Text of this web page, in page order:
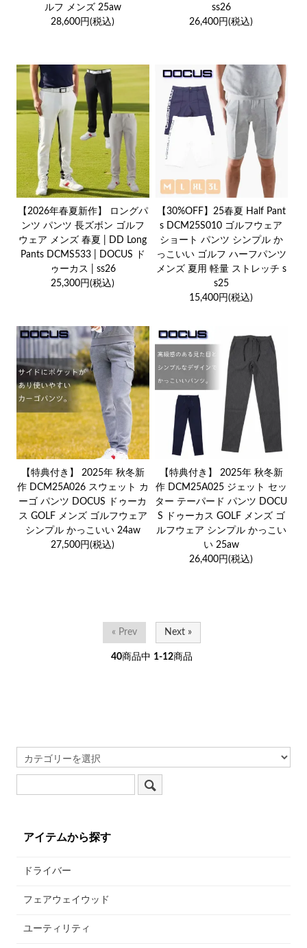
ルフ メンズ 25aw
28,600円(税込)
ss26
26,400円(税込)
【2026年春夏新作】 ロングパ
ンツ パンツ 長ズボン ゴルフ
ウェア メンズ 春夏 | DD Long
Pants DCMS533 | DOCUS ド
ゥーカス | ss26
25,300円(税込)
【30%OFF】25春夏 Half Pant
s DCM25S010 ゴルフウェア
ショート パンツ シンプル か
っこいい ゴルフ ハーフパンツ
メンズ 夏用 軽量 ストレッチ s
s25
15,400円(税込)
【特典付き】 2025年 秋冬新
作 DCM25A026 スウェット カ
ーゴ パンツ DOCUS ドゥーカ
ス GOLF メンズ ゴルフウェア
シンプル かっこいい 24aw
27,500円(税込)
【特典付き】 2025年 秋冬新
作 DCM25A025 ジェット セッ
ター テーパード パンツ DOCU
S ドゥーカス GOLF メンズ ゴ
ルフウェア シンプル かっこい
い 25aw
26,400円(税込)
« Prev Next »
40商品中 1-12商品
アイテムから探す
ドライバー
フェアウェイウッド
ユーティリティ